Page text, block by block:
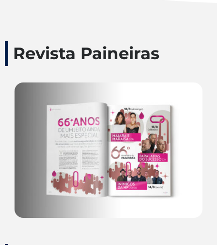
Revista Paineiras